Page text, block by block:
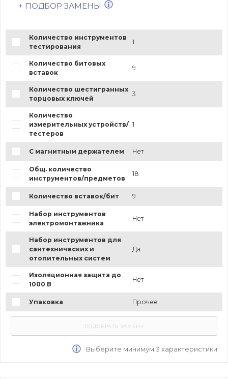
+ ПОДБОР ЗАМЕНЫ
Количество инструментов
тестирования
1
Количество битовых
вставок
9
Количество шестигранных
торцовых ключей
3
Количество
измерительных устройств/
тестеров
1
С магнитным держателем Нет
Общ. количество
инструментов/предметов
18
Количество вставок/бит 9
Набор инструментов
электромонтажника
Нет
Набор инструментов для
сантехнических и
отопительных систем
Да
Изоляционная защита до
1000 В
Нет
Упаковка Прочее
Выберите минимум 3 характеристики